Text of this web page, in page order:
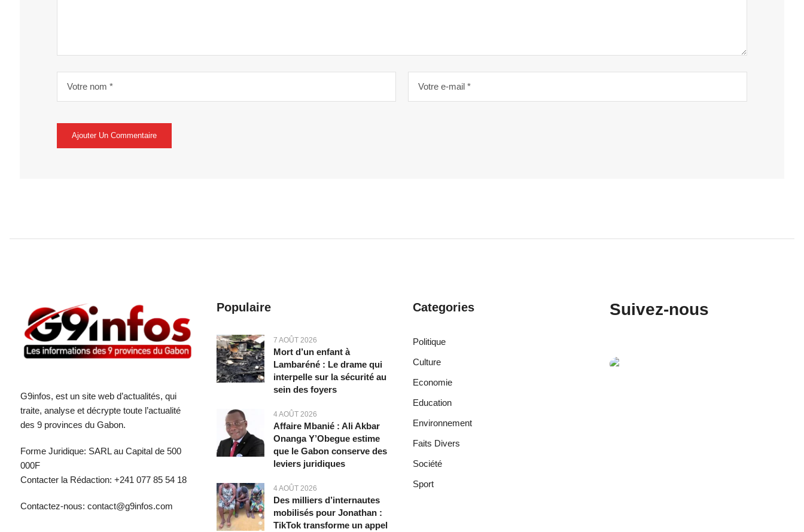
G9infos, est un site web d’actualités, qui
traite, analyse et décrypte toute l’actualité
des 9 provinces du Gabon.
Forme Juridique: SARL au Capital de 500
000F
Contacter la Rédaction: +241 077 85 54 18
Contactez-nous: contact@g9infos.com
Populaire
7 AOÛT 2026
Mort d’un enfant à
Lambaréné : Le drame qui
interpelle sur la sécurité au
sein des foyers
4 AOÛT 2026
Affaire Mbanié : Ali Akbar
Onanga Y’Obegue estime
que le Gabon conserve des
leviers juridiques
4 AOÛT 2026
Des milliers d’internautes
mobilisés pour Jonathan :
TikTok transforme un appel
Categories
Politique
Culture
Economie
Education
Environnement
Faits Divers
Société
Sport
Suivez-nous